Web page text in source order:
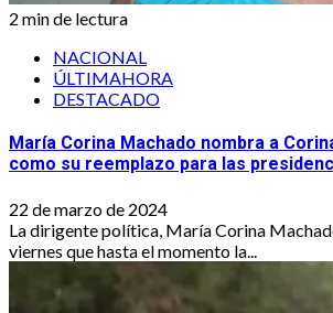
2 min de lectura
NACIONAL
ÚLTIMAHORA
DESTACADO
María Corina Machado nombra a
como su reemplazo para las
22 de marzo de 2024
La dirigente política, María Corina
viernes que hasta el momento la...